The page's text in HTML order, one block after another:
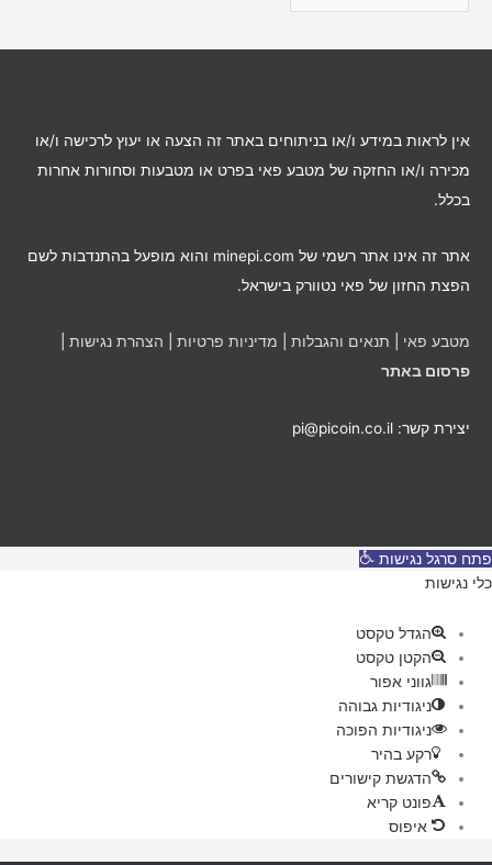
ת
י
ם
אין לראות במידע ו/או בניתוחים באתר זה הצעה או יעוץ לרכישה ו/או
מכירה ו/או החזקה של מטבע פאי בפרט או מטבעות וסחורות אחרות
בכלל.
אתר זה אינו אתר רשמי של minepi.com והוא מופעל בהתנדבות לשם
הפצת החזון של פאי נטוורק בישראל.
מטבע פאי תנאים והגבלות מדיניות פרטיות הצהרת נגישות
פרסום באתר
יצירת קשר: pi@picoin.co.il
פתח סרגל נגישות
כלי נגישות
הגדל טקסט
הקטן טקסט
גווני אפור
ניגודיות גבוהה
ניגודיות הפוכה
רקע בהיר
הדגשת קישורים
פונט קריא
איפוס